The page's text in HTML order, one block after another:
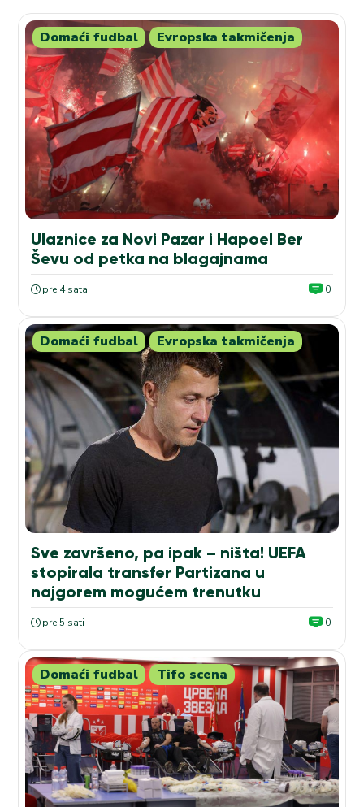
Domaći fudbal Evropska takmičenja
Ulaznice za Novi Pazar i Hapoel Ber
Ševu od petka na blagajnama
pre 4 sata 0
Domaći fudbal Evropska takmičenja
Sve završeno, pa ipak – ništa! UEFA
stopirala transfer Partizana u
najgorem mogućem trenutku
pre 5 sati 0
Domaći fudbal Tifo scena